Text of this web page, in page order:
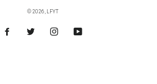
す
す
© 2026, LFYT